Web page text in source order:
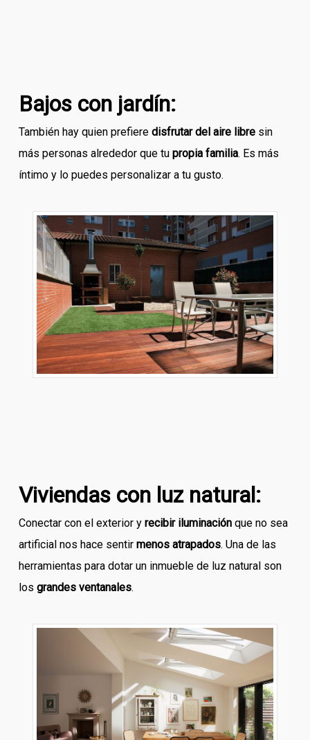
Bajos con jardín:
También hay quien prefiere disfrutar del aire libresin
más personas alrededor que tu propia familia. Es más
íntimo y lo puedes personalizar a tu gusto.
Viviendas con luz natural:
Conectar con el exterior y recibir iluminaciónque no sea
artificial nos hace sentir menos atrapados. Una de las
herramientas para dotar un inmueble de luz natural son
los grandes ventanales.